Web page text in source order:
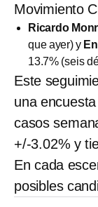
Movimiento
Ricardo
que ayer) y
13.7% (seis
Este
una
casos
+/-3.02% y
En cada
posibles